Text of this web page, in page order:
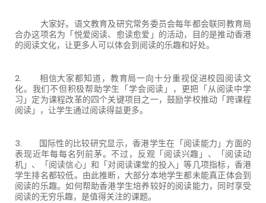
大家好。语文教育及研究常务委员会每年都会联同教育局
合办这项名为「悦爱阅读、愈读愈爱」的活动，目的是推动香港
的阅读文化，让更多人可以体会到阅读的乐趣和好处。
2. 相信大家都知道，教育局一向十分重视促进校园阅读文
化。我们不但积极帮助学生「学会阅读」，更把「从阅读中学
习」定为课程改革的四个关键项目之一，鼓励学校推动「跨课程
阅读」，让学生通过阅读得益更多。
3. 国际性的比较研究显示，香港学生在「阅读能力」方面的
表现近年每每名列前茅。不过，反观「阅读兴趣」、「阅读动
机」、「阅读信心」和「对阅读课堂的投入」等几项指标，香港
学生排名都较低。由此推断，大部分本地学生都未能真正体会到
阅读的乐趣。如何帮助香港学生培养较好的阅读能力，同时享受
阅读的无穷乐趣，是值得关注的课题。